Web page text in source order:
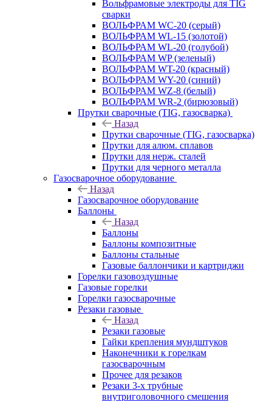
Вольфрамовые электроды для TIG
сварки
ВОЛЬФРАМ WC-20 (серый)
ВОЛЬФРАМ WL-15 (золотой)
ВОЛЬФРАМ WL-20 (голубой)
ВОЛЬФРАМ WP (зеленый)
ВОЛЬФРАМ WT-20 (красный)
ВОЛЬФРАМ WY-20 (синий)
ВОЛЬФРАМ WZ-8 (белый)
ВОЛЬФРАМ WR-2 (бирюзовый)
Прутки сварочные (TIG, газосварка)
Назад
Прутки сварочные (TIG, газосварка)
Прутки для алюм. сплавов
Прутки для нерж. сталей
Прутки для черного металла
Газосварочное оборудование
Назад
Газосварочное оборудование
Баллоны
Назад
Баллоны
Баллоны композитные
Баллоны стальные
Газовые баллончики и картриджи
Горелки газовоздушные
Газовые горелки
Горелки газосварочные
Резаки газовые
Назад
Резаки газовые
Гайки крепления мундштуков
Наконечники к горелкам
газосварочным
Прочее для резаков
Резаки 3-х трубные
внутриголовочного смешения